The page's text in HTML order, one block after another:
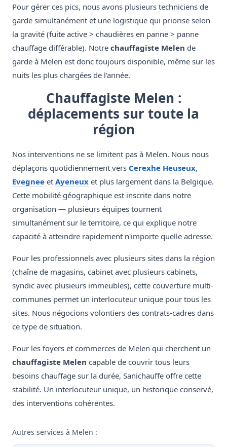
Pour gérer ces pics, nous avons plusieurs techniciens de
garde simultanément et une logistique qui priorise selon
la gravité (fuite active > chaudières en panne > panne
chauffage différable). Notre chauffagiste Melen de
garde à Melen est donc toujours disponible, même sur les
nuits les plus chargées de l'année.
Chauffagiste Melen :
déplacements sur toute la
région
Nos interventions ne se limitent pas à Melen. Nous nous
déplaçons quotidiennement vers Cerexhe Heuseux,
Evegnee et Ayeneux et plus largement dans la Belgique.
Cette mobilité géographique est inscrite dans notre
organisation — plusieurs équipes tournent
simultanément sur le territoire, ce qui explique notre
capacité à atteindre rapidement n'importe quelle adresse.
Pour les professionnels avec plusieurs sites dans la région
(chaîne de magasins, cabinet avec plusieurs cabinets,
syndic avec plusieurs immeubles), cette couverture multi-
communes permet un interlocuteur unique pour tous les
sites. Nous négocions volontiers des contrats-cadres dans
ce type de situation.
Pour les foyers et commerces de Melen qui cherchent un
chauffagiste Melen capable de couvrir tous leurs
besoins chauffage sur la durée, Sanichauffe offre cette
stabilité. Un interlocuteur unique, un historique conservé,
des interventions cohérentes.
Autres services à Melen :